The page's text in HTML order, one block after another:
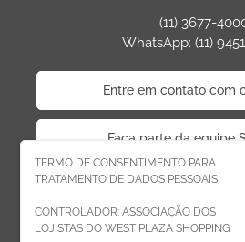
TERMO DE CONSENTIMENTO PARA
TRATAMENTO DE DADOS PESSOAIS
CONTROLADOR: ASSOCIAÇÃO DOS
LOJISTAS DO WEST PLAZA SHOPPING
(11) 3677-
WhatsApp: (11)
Entre em contato com
Faça parte da equipe
Faça parte da equipe
Politica de